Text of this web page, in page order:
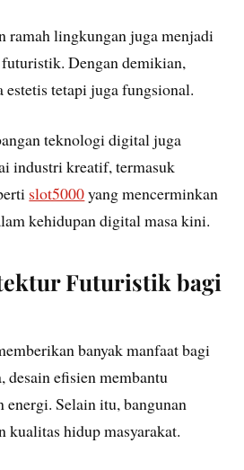
ramah lingkungan juga menjadi
Dengan demikian,
estetis tetapi juga fungsional.
teknologi digital juga
industri kreatif, termasuk
slot5000yang mencerminkan
kehidupan digital masa kini.
Futuristik bagi
banyak manfaat bagi
desain efisien membantu
energi. Selain itu, bangunan
kualitas hidup masyarakat.